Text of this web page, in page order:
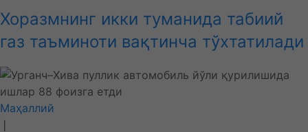
Хоразмнинг икки туманида табиий
газ таъминоти вақтинча тўхтатилади
Маҳаллий
❘